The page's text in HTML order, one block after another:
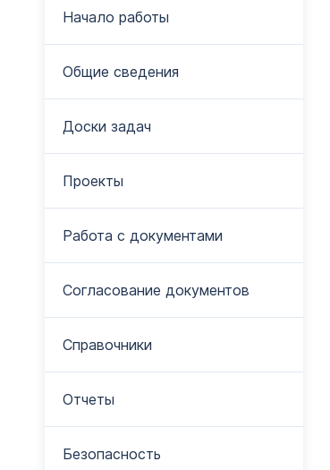
Начало работы
Общие сведения
Доски задач
Проекты
Работа с документами
Согласование документов
Справочники
Отчеты
Безопасность